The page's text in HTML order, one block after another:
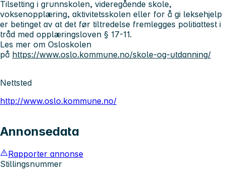
Tilsetting i grunnskolen, videregående skole,
voksenopplæring, aktivitetsskolen eller for å gi leksehjelp
er betinget av at det før tiltredelse fremlegges politiattest i
tråd med opplæringsloven § 17-11.
Les mer om Osloskolen
på https://www.oslo.kommune.no/skole-og-utdanning/
Nettsted
http://www.oslo.kommune.no/
Annonsedata
Rapporter annonse
Stillingsnummer